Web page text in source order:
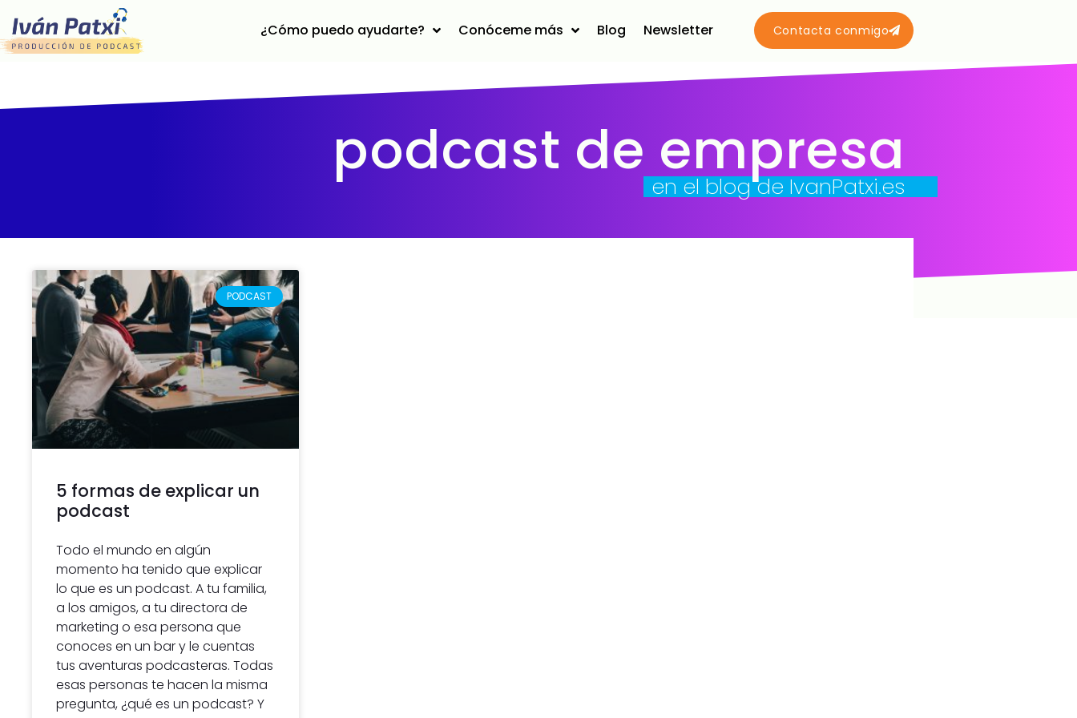
¿Cómo puedo ayudarte? Conóceme más Blog Newsletter Contacta conmigo
podcast de empresa
en el blog de IvanPatxi.es
PODCAST
5 formas de explicar un
podcast
Todo el mundo en algún
momento ha tenido que explicar
lo que es un podcast. A tu familia,
a los amigos, a tu directora de
marketing o esa persona que
conoces en un bar y le cuentas
tus aventuras podcasteras. Todas
esas personas te hacen la misma
pregunta, ¿qué es un podcast? Y